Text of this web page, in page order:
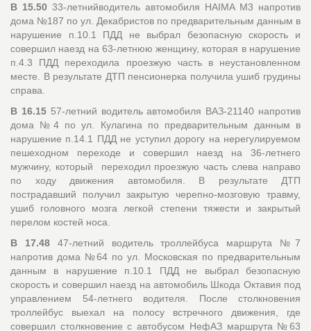
В 15.50 33-летнийводитель автомобиля HAIMA M3 напротив
дома №187 по ул. Декабристов по предварительным данным в
нарушение п.10.1 ПДД не выбрал безопасную скорость и
совершил наезд на 63-летнюю женщину, которая в нарушение
п.4.3 ПДД переходила проезжую часть в неустановленном
месте. В результате ДТП пенсионерка получила ушиб грудины
справа.
В 16.1557-летний водитель автомобиля ВАЗ-21140 напротив
дома №4 по ул. Кулагина по предварительным данным в
нарушение п.14.1 ПДД не уступил дорогу на нерегулируемом
пешеходном переходе и совершил наезд на 36-летнего
мужчину, который переходил проезжую часть слева направо
по ходу движения автомобиля. В результате ДТП
пострадавший получил закрытую черепно-мозговую травму,
ушиб головного мозга легкой степени тяжести и закрытый
перелом костей носа.
В 17.4847-летний водитель троллейбуса маршрута №7
напротив дома №64 по ул. Московская по предварительным
данным в нарушение п.10.1 ПДД не выбрал безопасную
скорость и совершил наезд на автомобиль Шкода Октавия под
управлением 54-летнего водителя. После столкновения
троллейбус выехал на полосу встречного движения, где
совершил столкновение с автобусом НефАЗ маршрута №63